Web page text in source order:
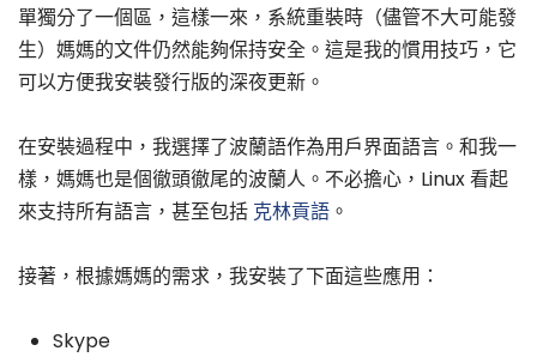
單獨分了一個區，這樣一來，系統重裝時（儘管不大可能發
生）媽媽的文件仍然能夠保持安全。這是我的慣用技巧，它
可以方便我安裝發行版的深夜更新。
在安裝過程中，我選擇了波蘭語作為用戶界面語言。和我一
樣，媽媽也是個徹頭徹尾的波蘭人。不必擔心，Linux 看起
來支持所有語言，甚至包括 克林貢語 。
接著，根據媽媽的需求，我安裝了下面這些應用：
Skype